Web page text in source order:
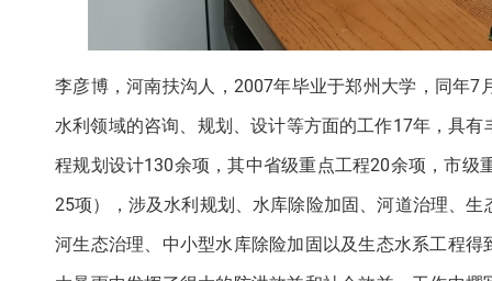
李彦博，河南扶沟人，2007年毕业于郑州大学，同年
水利领域的咨询、规划、设计等方面的工作17年，具
程规划设计130余项，其中省级重点工程20余项，市
25项），涉及水利规划、水库除险加固、河道治理、
河生态治理、中小型水库除险加固以及生态水系工程